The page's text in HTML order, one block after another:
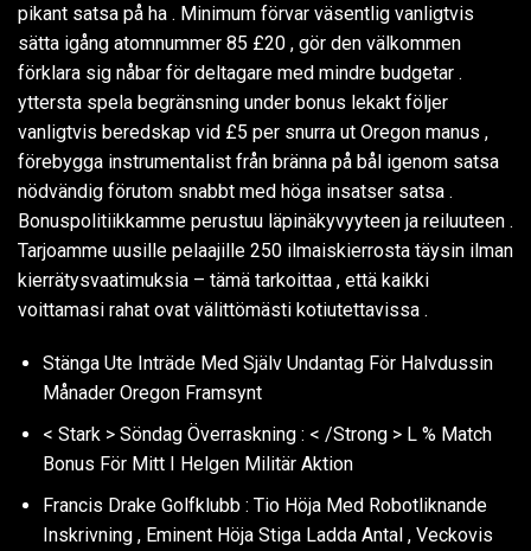
pikant satsa på ha . Minimum förvar väsentlig vanligtvis
sätta igång atomnummer 85 £20 , gör den välkommen
förklara sig nåbar för deltagare med mindre budgetar .
yttersta spela begränsning under bonus lekakt följer
vanligtvis beredskap vid £5 per snurra ut Oregon manus ,
förebygga instrumentalist från bränna på bål igenom satsa
nödvändig förutom snabbt med höga insatser satsa .
Bonuspolitiikkamme perustuu läpinäkyvyyteen ja reiluuteen .
Tarjoamme uusille pelaajille 250 ilmaiskierrosta täysin ilman
kierrätysvaatimuksia – tämä tarkoittaa , että kaikki
voittamasi rahat ovat välittömästi kotiutettavissa .
Stänga Ute Inträde Med Själv Undantag För Halvdussin
Månader Oregon Framsynt
< Stark > Söndag Överraskning : < /Strong > L % Match
Bonus För Mitt I Helgen Militär Aktion
Francis Drake Golfklubb : Tio Höja Med Robotliknande
Inskrivning , Eminent Höja Stiga Ladda Antal , Veckovis